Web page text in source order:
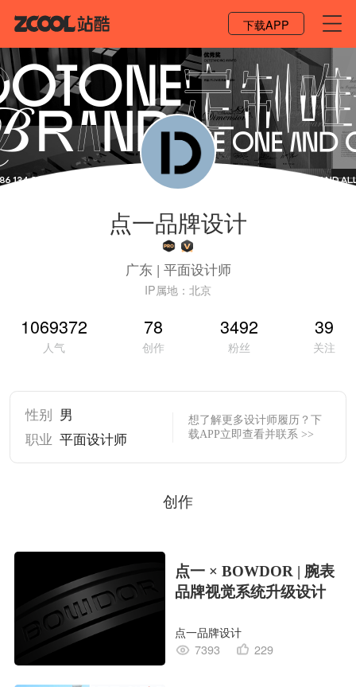
下载APP
点一品牌设计
广东| 平面设计师
IP属地： 北京
1069372
人气
78
创作
3492
粉丝
39
关注
性别
男
职业 平面设计师
想了解更多设计师履历？下
载APP立即查看并联系 >>
创作
点一 × BOWDOR | 腕表
品牌视觉系统升级设计
点一品牌设计
7393
229